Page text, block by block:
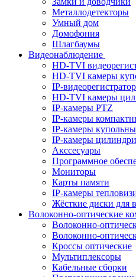
Металлодетекторы
Умный дом
Домофония
Шлагбаумы
Видеонаблюдение
HD-TVI
HD-TVI камеры
IP-
HD-TVI камеры
IP-камеры PTZ
IP-камеры
IP-камеры
IP-камеры
Акссесуары
Программное
Мониторы
Карты памяти
IP-камеры
Жёсткие диски для
Волоконно-оптические
Волоконно-
Волоконно-
Кроссы оптические
Мультиплексоры
Кабельные сборки